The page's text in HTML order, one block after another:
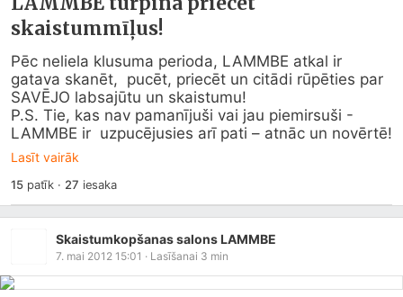
skaistummīļus!
Pēc neliela klusuma perioda, LAMMBE atkal ir
gatava skanēt,  pucēt, priecēt un citādi rūpēties par
SAVĒJO labsajūtu un skaistumu!
P.S. Tie, kas nav pamanījuši vai jau piemirsuši -
LAMMBE ir  uzpucējusies arī pati – atnāc un novērtē!
Lasīt vairāk
15patīk · 27 iesaka
Skaistumkopšanas salons LAMMBE
7. mai 2012 15:01 · Lasīšanai 3 min